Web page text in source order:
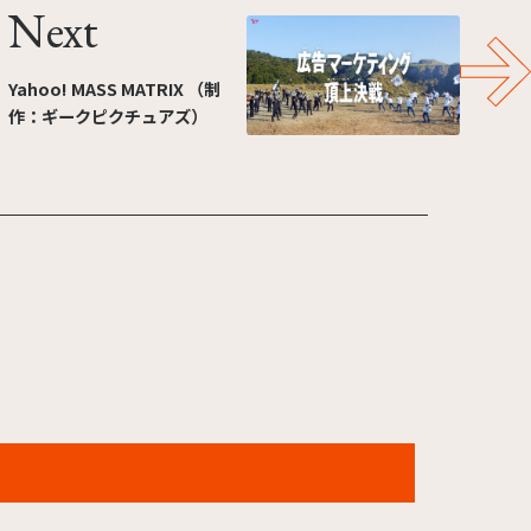
Next
Yahoo! MASS MATRIX （制
作：ギークピクチュアズ）